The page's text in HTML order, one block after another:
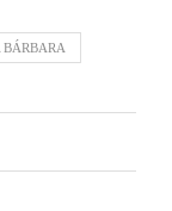
BÁRBARA